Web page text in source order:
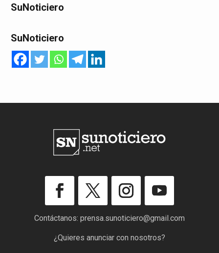
SuNoticiero
SuNoticiero
Contáctanos: prensa.sunoticiero@gmail.com
¿Quieres anunciar con nosotros?